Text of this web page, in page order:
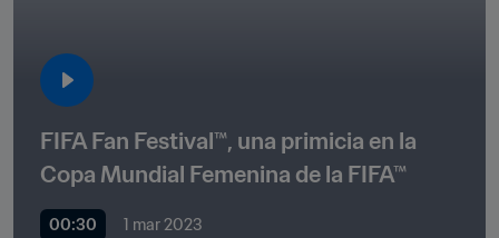
FIFA Fan Festival™, una primicia en la
Copa Mundial Femenina de la FIFA™
00:30 1 mar 2023